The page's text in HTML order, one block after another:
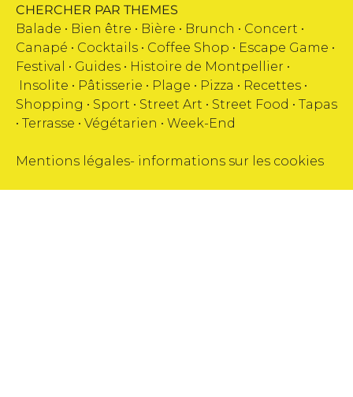
CHERCHER PAR THEMES
Balade • Bien être • Bière • Brunch • Concert •
Canapé • Cocktails • Coffee Shop • Escape Game •
Festival
• Guides • Histoire de Montpellier •
Insolite • Pâtisserie • Plage • Pizza • Recettes •
Shopping • Sport • Street Art • Street Food • Tapas
• Terrasse • Végétarien • Week-End
Mentions légales- informations sur les cookies